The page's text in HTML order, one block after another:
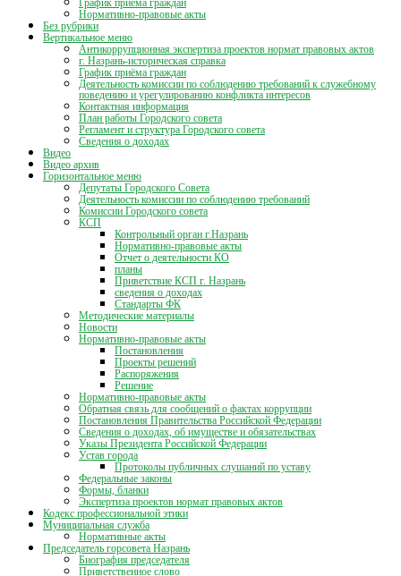
График приёма граждан
Нормативно-правовые акты
Без рубрики
Вертикальное меню
Антикоррупционная экспертиза проектов нормат правовых актов
г. Назрань-историческая справка
График приёма граждан
Деятельность комиссии по соблюдению требований к служебному
поведению и урегулированию конфликта интересов
Контактная информация
План работы Городского совета
Регламент и структура Городского совета
Сведения о доходах
Видео
Видео архив
Горизонтальное меню
Депутаты Городского Совета
Деятельность комиссии по соблюдению требований
Комиссии Городского совета
КСП
Контрольный орган г.Назрань
Нормативно-правовые акты
Отчет о деятельности КО
планы
Приветствие КСП г. Назрань
сведения о доходах
Стандарты ФК
Методические материалы
Новости
Нормативно-правовые акты
Постановления
Проекты решений
Распоряжения
Решение
Нормативно-правовые акты
Обратная связь для сообщений о фактах коррупции
Постановления Правительства Российской Федерации
Сведения о доходах, об имуществе и обязательствах
Указы Президента Российской Федерации
Устав города
Протоколы публичных слушаний по уставу
Федеральные законы
Формы, бланки
Экспертиза проектов нормат правовых актов
Кодекс профессиональной этики
Муниципальная служба
Нормативные акты
Председатель горсовета Назрань
Биография председателя
Приветственное слово